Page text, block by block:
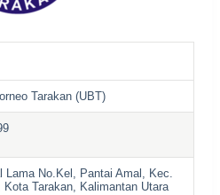
Tarakan (UBT)
Lama No.Kel, Pantai Amal, Kec.
Kota Tarakan, Kalimantan Utara